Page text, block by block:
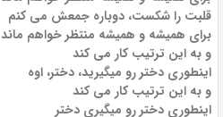
قلبت را شکست، دوباره جمعش می کنم
برای همیشه و همیشه منتظر خواهم ماند
و به این ترتیب کار می کند
اینطوری دختر رو میگیرید، دختر، اوه
و به این ترتیب کار می کند
اینطوری دختر رو میگیری دختر